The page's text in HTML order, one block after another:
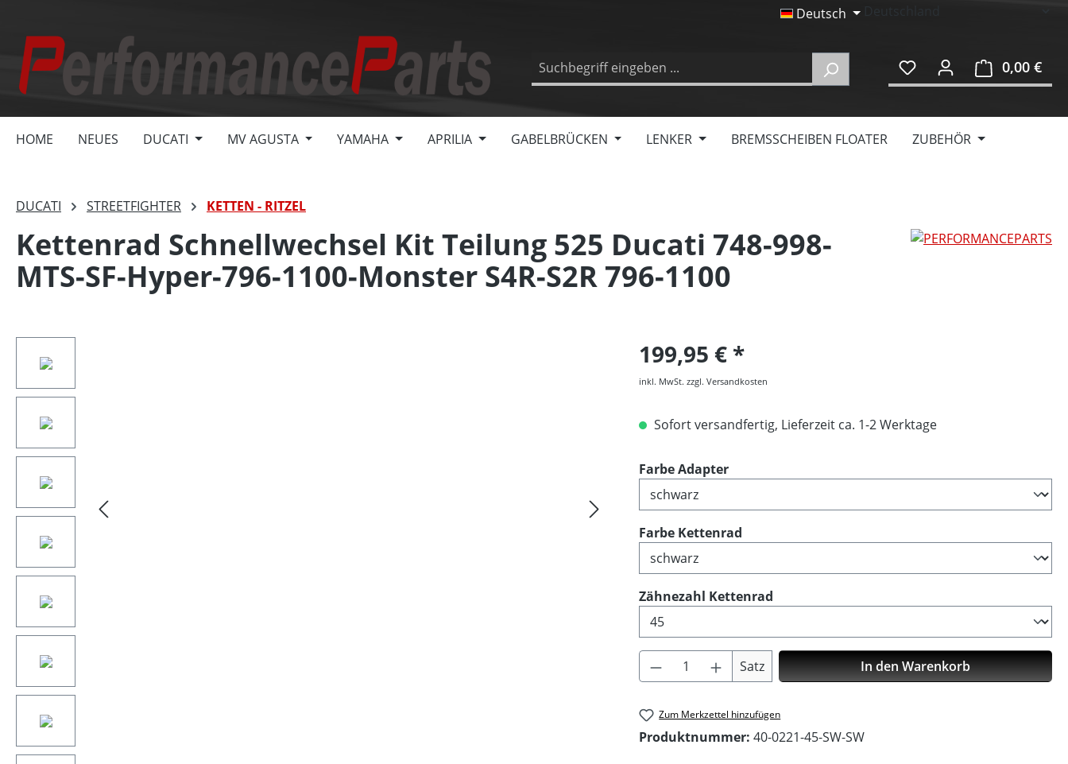
Deutsch
0,00 €
HOME NEUES DUCATI MV AGUSTA YAMAHA APRILIA GABELBRÜCKEN LENKER BREMSSCHEIBEN FLOATER ZUBEHÖR
DUCATI STREETFIGHTER KETTEN - RITZEL
Kettenrad Schnellwechsel Kit Teilung 525 Ducati 748-998-
MTS-SF-Hyper-796-1100-Monster S4R-S2R 796-1100
199,95 €
inkl. MwSt. zzgl. Versandkosten
Sofort versandfertig, Lieferzeit ca. 1-2 Werktage
Farbe Adapterauswählen
Farbe Kettenrad
Zähnezahl Kettenrad
Produkt Anzahl: Gib den gewünschten Wert
Satz In den Warenkorb
Zum Merkzettel hinzufügen
Produktnummer: 40-0221-45-SW-SW